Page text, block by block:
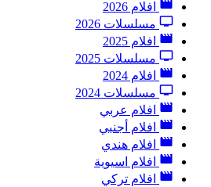
افلام 2026
مسلسلات 2026
افلام 2025
مسلسلات 2025
افلام 2024
مسلسلات 2024
افلام عربي
افلام أجنبي
افلام هندي
افلام اسيوية
افلام تركي